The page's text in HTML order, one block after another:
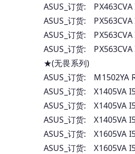
ASUS_订货:
ASUS_订货:
ASUS_订货:
ASUS_订货:
★(无畏系列)
ASUS_订货:
ASUS_订货:
ASUS_订货: X1405VA
ASUS_订货: X1405VA
ASUS_订货:
ASUS_订货: X1605VA